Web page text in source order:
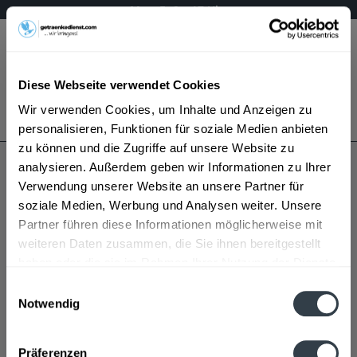
Diese Webseite verwendet Cookies
Wir verwenden Cookies, um Inhalte und Anzeigen zu
personalisieren, Funktionen für soziale Medien anbieten
zu können und die Zugriffe auf unsere Website zu
analysieren. Außerdem geben wir Informationen zu Ihrer
Verwendung unserer Website an unsere Partner für
soziale Medien, Werbung und Analysen weiter. Unsere
Partner führen diese Informationen möglicherweise mit
weiteren Daten zusammen, die Sie ihnen bereitgestellt
Notwendig
Präferenzen
Mo – Fr 9 – 17 Uhr
Menü
Bestellung widerrufen
Es gilt unsere Datenschutzerklärung
Hey Dude Ice Tea
Hey Dude Ice Tea wird in den folgenden Regionen,
Städten, Orten und Postleitzahl-Gebieten geliefert